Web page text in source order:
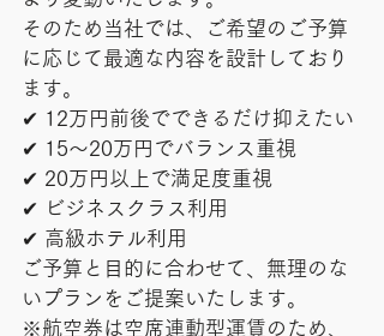
そのため当社では、ご希望のご予算
に応じて最適な内容を設計しており
ます。
✔ 12万円前後でできるだけ抑えたい
✔ 15〜20万円でバランス重視
✔ 20万円以上で満足度重視
✔ ビジネスクラス利用
✔ 高級ホテル利用
ご予算と目的に合わせて、無理のな
いプランをご提案いたします。
※航空券は空席連動型運賃のため、